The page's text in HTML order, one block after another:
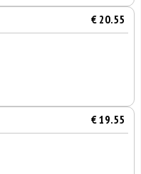
€ 20.55
€ 19.55